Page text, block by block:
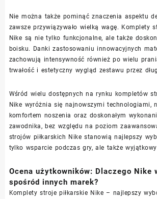
Nie można także pominąć znaczenia aspektu
zawsze przywiązywało wielką wagę. Komplety
Nike są nie tylko funkcjonalne, ale także
boisku. Danki zastosowaniu innowacyjnych
zachowują intensywność również po wielu
trwałość i estetyczny wygląd zestawu przez
Wśród wielu dostępnych na rynku kompletów
Nike wyróżnia się najnowszymi technologiami,
komfortem noszenia oraz doskonałym
zawodnika, bez względu na poziom
strojów piłkarskich Nike stanowią najlepszy
tylko wsparcie podczas gry, ale także
Ocena użytkowników: Dlaczego Nike
spośród innych marek?
Komplety stroje piłkarskie Nike – najlepszy